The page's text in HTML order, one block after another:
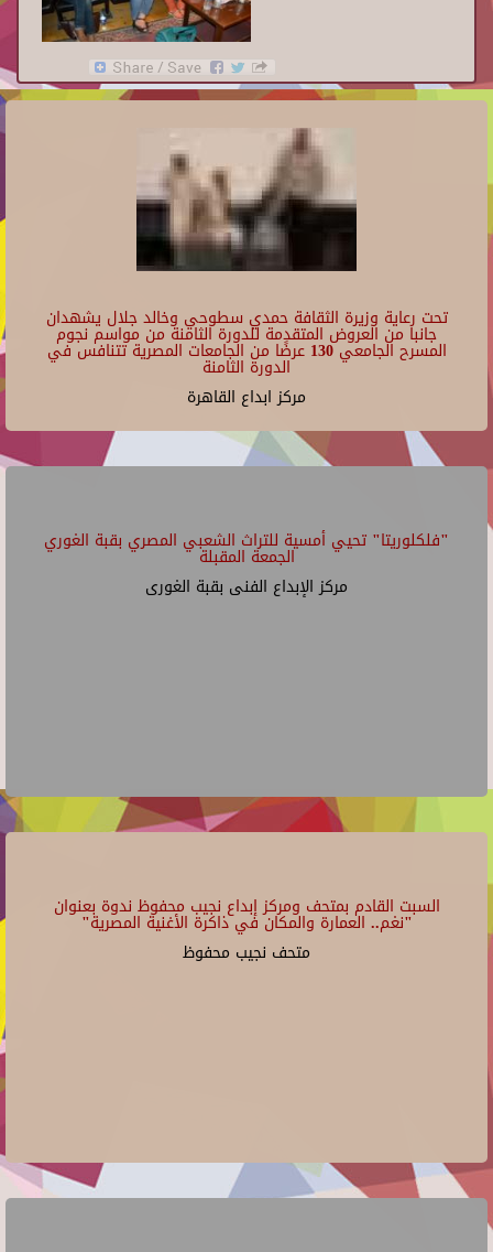
تحت رعاية وزيرة الثقافة حمدي سطوحي وخالد جلال يشهدان
جانبا من العروض المتقدمة للدورة الثامنة من مواسم نجوم
المسرح الجامعي 130 عرضًا من الجامعات المصرية تتنافس في
الدورة الثامنة
مركز ابداع القاهرة
"فلكلوريتا" تحيي أمسية للتراث الشعبي المصري بقبة الغوري
الجمعة المقبلة
مركز الإبداع الفنى بقبة الغورى
السبت القادم بمتحف ومركز إبداع نجيب محفوظ ندوة بعنوان
"نغم.. العمارة والمكان في ذاكرة الأغنية المصرية"
متحف نجيب محفوظ